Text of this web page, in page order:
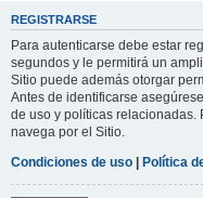
REGISTRARSE
Para autenticarse debe estar
segundos y le permitirá un
Sitio puede además otorgar
Antes de identificarse
de uso y políticas relacionadas.
navega por el Sitio.
Condiciones de uso | Política